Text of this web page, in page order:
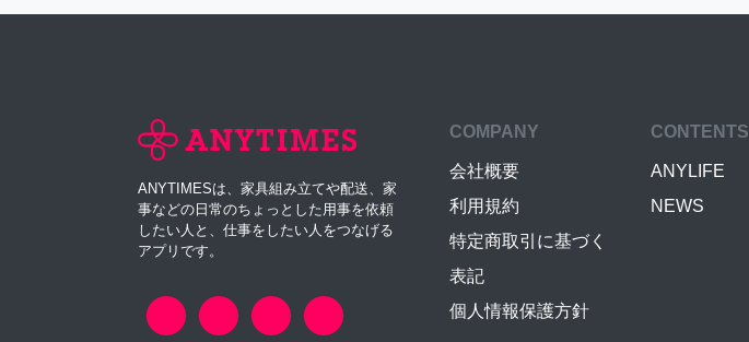
ANYTIMESは、家具組み立てや配送、家
事などの日常のちょっとした用事を依頼
したい人と、仕事をしたい人をつなげる
アプリです。
COMPANY
会社概要
利用規約
特定商取引に基づく
表記
個人情報保護方針
CONTENTS
ANYLIFE
NEWS